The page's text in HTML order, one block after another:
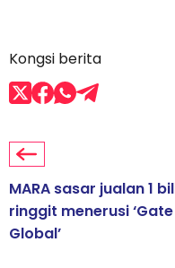
Kongsi berita
MARA sasar jualan 1
ringgit menerusi
Global’